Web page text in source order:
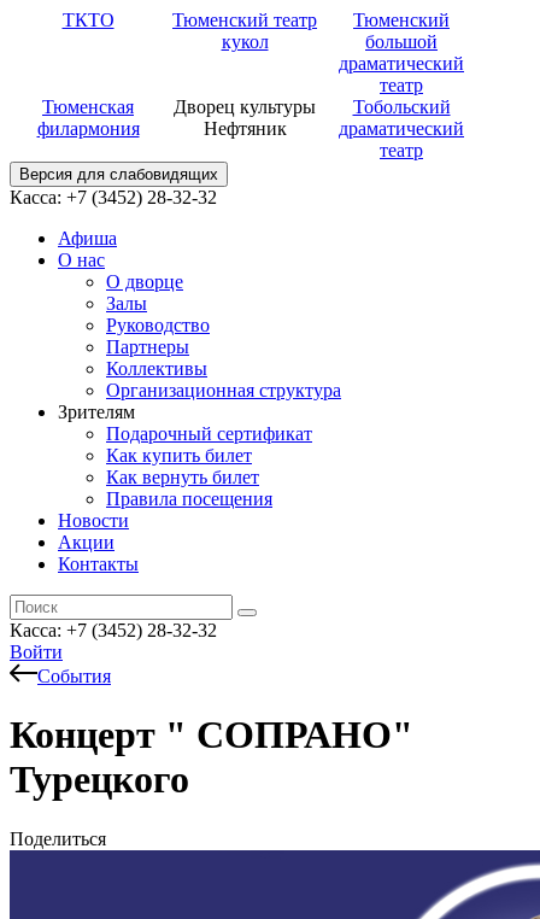
ТКТО
Тюменский театр
кукол
Тюменский
большой
драматический
театр
Тюменская
филармония
Дворец культуры
Нефтяник
Тобольский
драматический
театр
Версия для слабовидящих
Касса: +7 (3452) 28-32-32
Афиша
О нас
О дворце
Залы
Руководство
Партнеры
Коллективы
Организационная структура
Зрителям
Подарочный сертификат
Как купить билет
Как вернуть билет
Правила посещения
Новости
Акции
Контакты
Касса: +7 (3452) 28-32-32
Войти
События
Концерт " СОПРАНО"
Турецкого
Поделиться